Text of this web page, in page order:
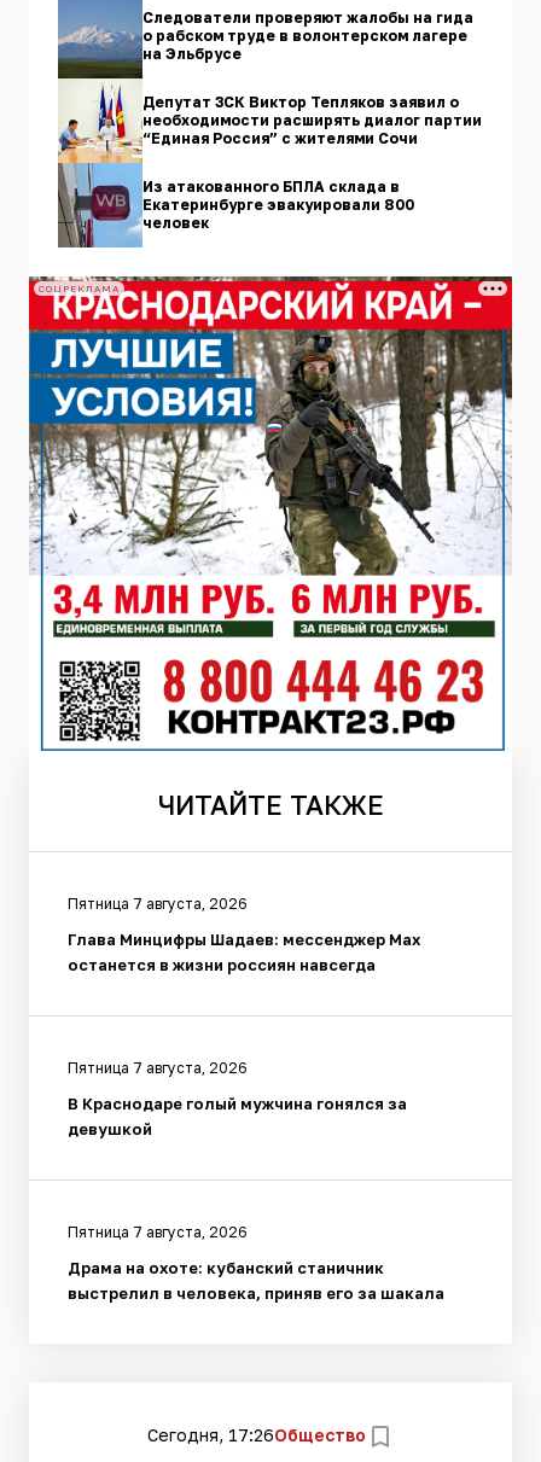
Следователи проверяют жалобы на гида
о рабском труде в волонтерском лагере
на Эльбрусе
Депутат ЗСК Виктор Тепляков заявил о
необходимости расширять диалог партии
“Единая Россия” с жителями Сочи
Из атакованного БПЛА склада в
Екатеринбурге эвакуировали 800
человек
СОЦРЕКЛАМА
ЧИТАЙТЕ ТАКЖЕ
Пятница 7 августа, 2026
Глава Минцифры Шадаев: мессенджер Max
останется в жизни россиян навсегда
Пятница 7 августа, 2026
В Краснодаре голый мужчина гонялся за
девушкой
Пятница 7 августа, 2026
Драма на охоте: кубанский станичник
выстрелил в человека, приняв его за шакала
Сегодня, 17:26Общество